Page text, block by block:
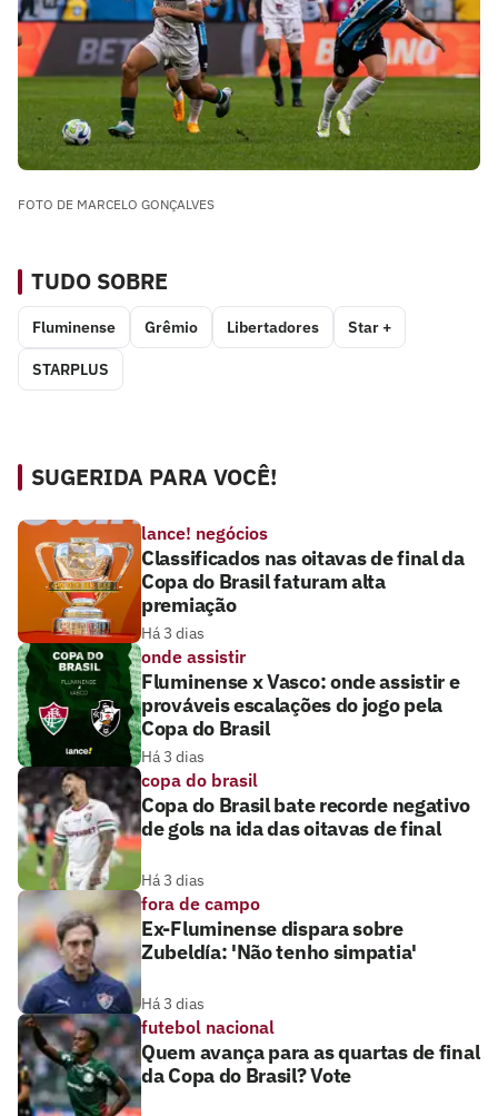
FOTO DE MARCELO GONÇALVES
TUDO SOBRE
Fluminense Grêmio Libertadores Star +
STARPLUS
SUGERIDA PARA VOCÊ!
lance! negócios
Classificados nas oitavas de final da
Copa do Brasil faturam alta
premiação
Há 3 dias
onde assistir
Fluminense x Vasco: onde assistir e
prováveis escalações do jogo pela
Copa do Brasil
Há 3 dias
copa do brasil
Copa do Brasil bate recorde negativo
de gols na ida das oitavas de final
Há 3 dias
fora de campo
Ex-Fluminense dispara sobre
Zubeldía: 'Não tenho simpatia'
Há 3 dias
futebol nacional
Quem avança para as quartas de final
da Copa do Brasil? Vote